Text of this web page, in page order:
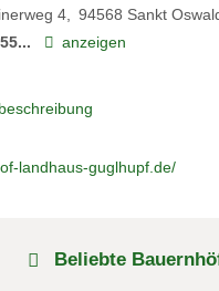
4 94568 Sankt
anzeigen
landhaus-guglhupf.de/
Beliebte